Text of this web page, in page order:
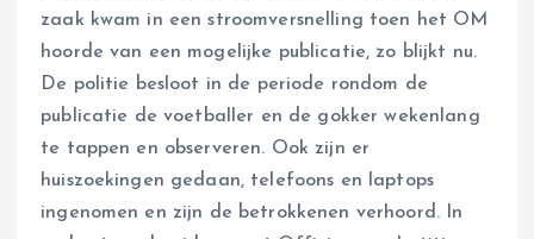
zaak kwam in een stroomversnelling toen het OM
hoorde van een mogelijke publicatie, zo blijkt nu.
De politie besloot in de periode rondom de
publicatie de voetballer en de gokker wekenlang
te tappen en observeren. Ook zijn er
huiszoekingen gedaan, telefoons en laptops
ingenomen en zijn de betrokkenen verhoord. In